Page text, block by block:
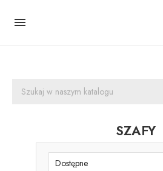

SZAFY
Dostępne